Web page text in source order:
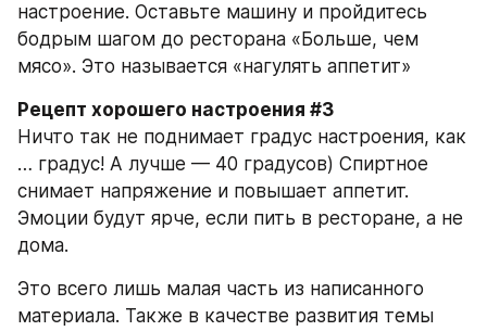
настроение. Оставьте машину и пройдитесь
бодрым шагом до ресторана «Больше, чем
мясо». Это называется «нагулять аппетит»
Рецепт хорошего настроения #3
Ничто так не поднимает градус настроения, как
… градус! А лучше — 40 градусов) Спиртное
снимает напряжение и повышает аппетит.
Эмоции будут ярче, если пить в ресторане, а не
дома.
Это всего лишь малая часть из написанного
материала. Также в качестве развития темы